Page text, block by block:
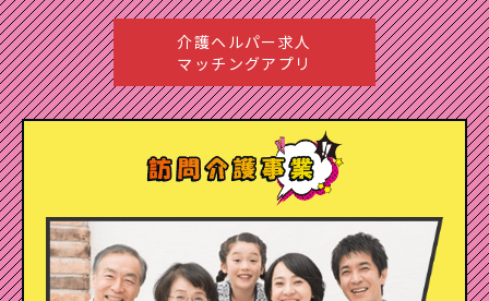
介護ヘルパー求人
マッチングアプリ